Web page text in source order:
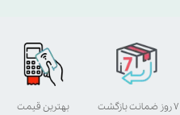
بهترین قیمت ۷ روز ضمانت بازگشت